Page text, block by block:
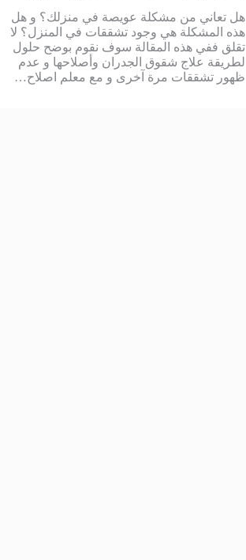
هل تعاني من مشكلة عويصة في منزلك؟ و هل
هذه المشكلة هي وجود تشققات في المنزل؟ لا
تقلق ففي هذه المقالة سوف نقوم بوضح حلول
لطريقة علاج شقوق الجدران وأصلاحها و عدم
ظهور تشققات مرة آخرى و مع معلم اصلاح…